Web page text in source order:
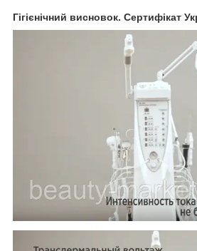
Гігієнічний висновок. Сертифікат